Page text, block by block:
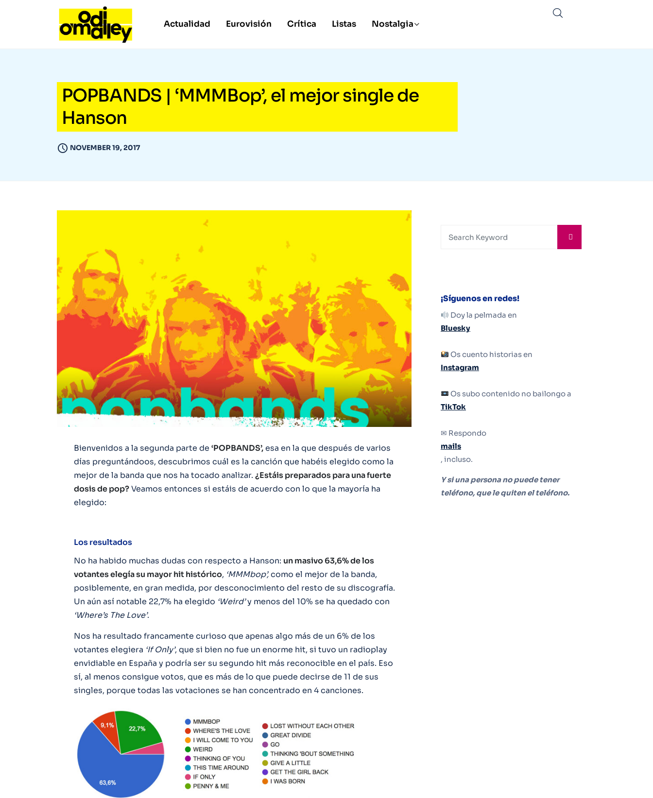
Actualidad Eurovisión Crítica Listas Nostalgia
POPBANDS | ‘MMMBop’, el mejor single de
Hanson
NOVEMBER 19, 2017
Bienvenidos a la segunda parte de ‘POPBANDS’,esa en la que después de varios
días preguntándoos, descubrimos cuál es la canción que habéis elegido como la
mejor de la banda que nos ha tocado analizar. ¿Estáis preparados para una fuerte
dosis de pop?Veamos entonces si estáis de acuerdo con lo que la mayoría ha
elegido:
Los resultados
No ha habido muchas dudas con respecto a Hanson: un masivo 63,6% de los
votantes elegía su mayor hit histórico, ‘MMMbop’,como el mejor de la banda,
posiblemente, en gran medida, por desconocimiento del resto de su discografía.
Un aún así notable 22,7% ha elegido ‘Weird’y menos del 10% se ha quedado con
‘Where’s The Love’.
Nos ha resultado francamente curioso que apenas algo más de un 6% de los
votantes elegiera ‘If Only’, que si bien no fue un enorme hit, si tuvo un radioplay
envidiable en España y podría ser su segundo hit más reconocible en el país. Eso
sí, al menos consigue votos, que es más de lo que puede decirse de 11 de sus
singles, porque todas las votaciones se han concentrado en 4 canciones.
¡Síguenos en redes!
Doy la pelmada en
Bluesky
Os cuento historias en
Instagram
Os subo contenido no bailongo a
TikTok
✉ Respondo
mails
, incluso.
Y si una persona no puede tener
teléfono, que le quiten el teléfono.